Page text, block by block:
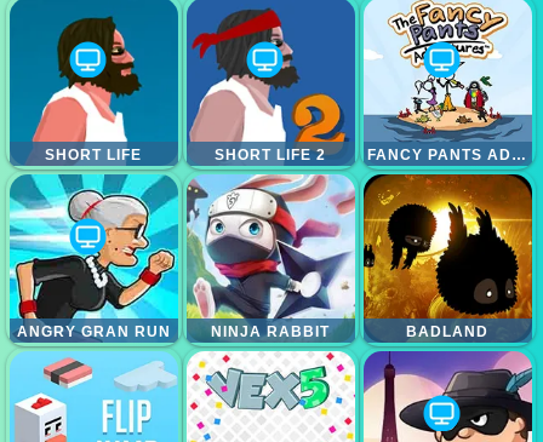
SHORT LIFE SHORT LIFE 2 FANCY PANTS ADVENTURE
ANGRY GRAN RUN NINJA RABBIT BADLAND